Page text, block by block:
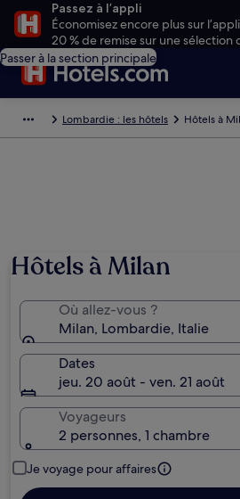
Passez à l’appli
Économisez encore plus sur
20 % de remise sur une sélection
Passer à la section principale
Lombardie : les hôtels Hôtels à
Hôtels à Milan
Où allez-vous ?
Milan, Lombardie, Italie
Dates
jeu. 20 août - ven. 21 août
Voyageurs
2 personnes, 1 chambre
Je voyage pour affaires